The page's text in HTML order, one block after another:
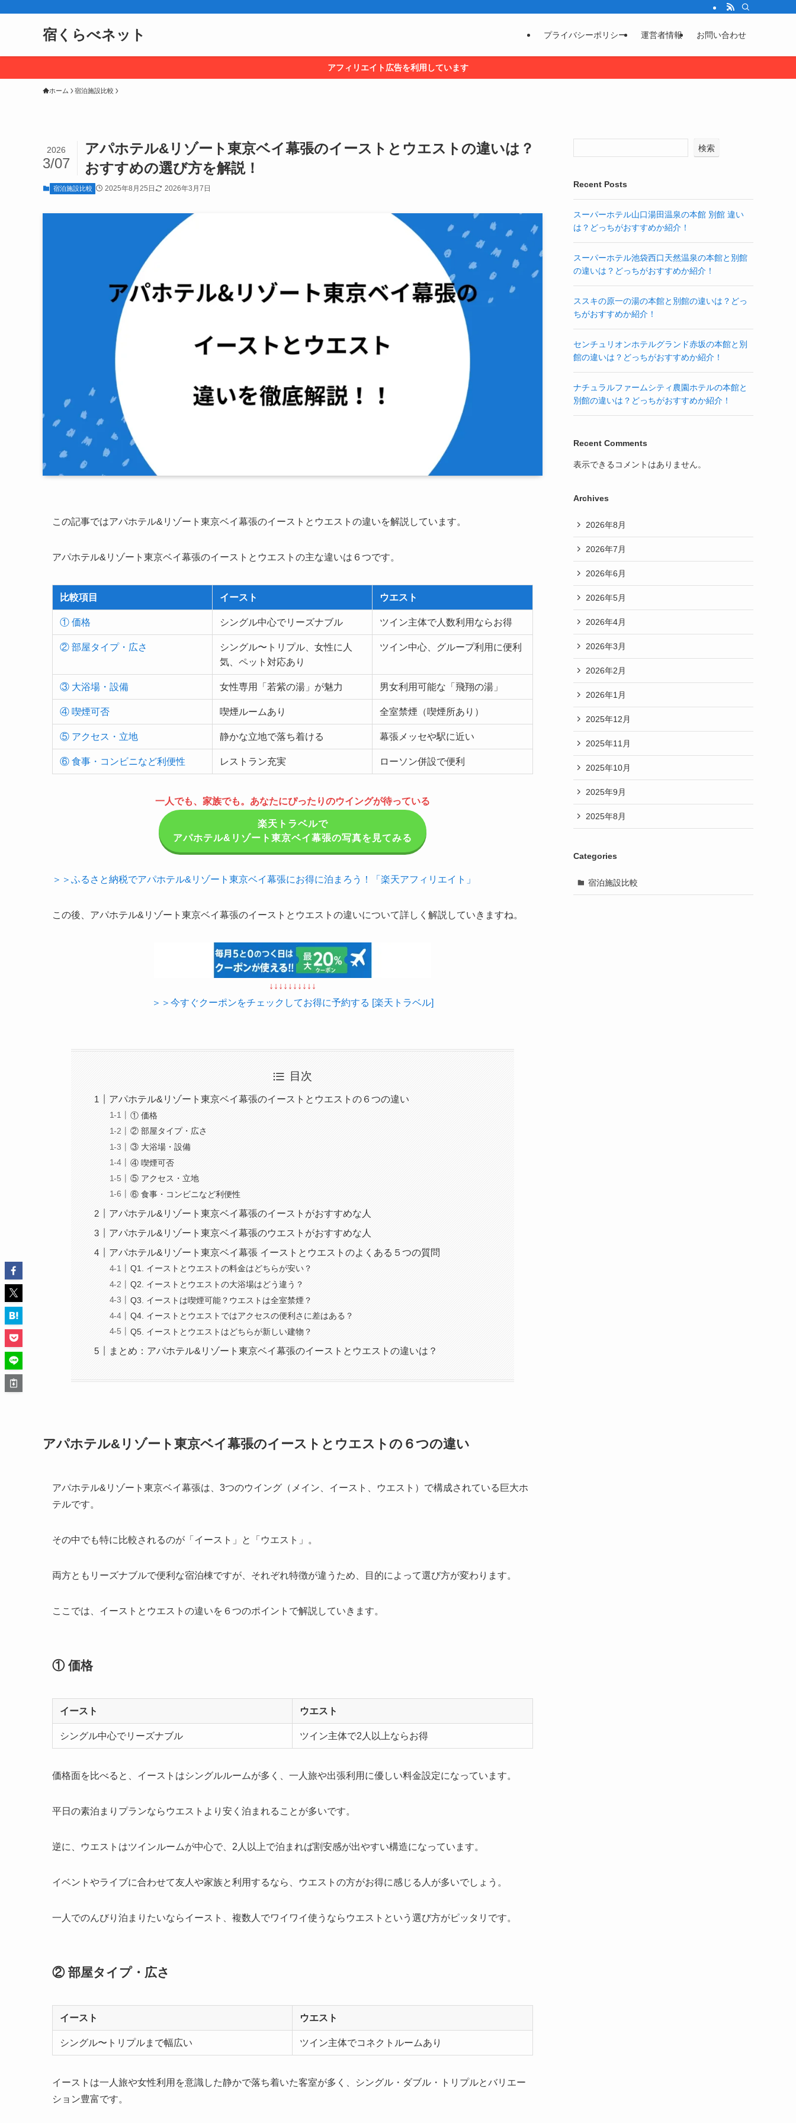
宿くらべネット プライバシーポリシー 運営者情報 お問い合わせ
アフィリエイト広告を利用しています
ホーム 宿泊施設比較
アパホテル&リゾート東京ベイ幕張のイーストとウエストの違いは？
おすすめの選び方を解説！
2026
3/07
宿泊施設比較 2025年8月25日 2026年3月7日
この記事ではアパホテル&リゾート東京ベイ幕張のイーストとウエストの違いを解説しています。
アパホテル&リゾート東京ベイ幕張のイーストとウエストの主な違いは６つです。
比較項目 イースト ウエスト
① 価格 シングル中心でリーズナブル ツイン主体で人数利用ならお得
② 部屋タイプ・広さ
シングル〜トリプル、女性に人
気、ペット対応あり
ツイン中心、グループ利用に便利
③ 大浴場・設備 女性専用「若紫の湯」が魅力 男女利用可能な「飛翔の湯」
④ 喫煙可否 喫煙ルームあり 全室禁煙（喫煙所あり）
⑤ アクセス・立地 静かな立地で落ち着ける 幕張メッセや駅に近い
⑥ 食事・コンビニなど利便性 レストラン充実 ローソン併設で便利
一人でも、家族でも。あなたにぴったりのウイングが待っている
楽天トラベルで
アパホテル&リゾート東京ベイ幕張の写真を見てみる
＞＞ふるさと納税でアパホテル&リゾート東京ベイ幕張にお得に泊まろう！「楽天アフィリエイト」
この後、アパホテル&リゾート東京ベイ幕張のイーストとウエストの違いについて詳しく解説していきますね。
↓↓↓↓↓↓↓↓↓↓
＞＞今すぐクーポンをチェックしてお得に予約する [楽天トラベル]
目次
アパホテル&リゾート東京ベイ幕張のイーストとウエストの６つの違い
① 価格
② 部屋タイプ・広さ
③ 大浴場・設備
④ 喫煙可否
⑤ アクセス・立地
⑥ 食事・コンビニなど利便性
アパホテル&リゾート東京ベイ幕張のイーストがおすすめな人
アパホテル&リゾート東京ベイ幕張のウエストがおすすめな人
アパホテル&リゾート東京ベイ幕張 イーストとウエストのよくある５つの質問
Q1. イーストとウエストの料金はどちらが安い？
Q2. イーストとウエストの大浴場はどう違う？
Q3. イーストは喫煙可能？ウエストは全室禁煙？
Q4. イーストとウエストではアクセスの便利さに差はある？
Q5. イーストとウエストはどちらが新しい建物？
まとめ：アパホテル&リゾート東京ベイ幕張のイーストとウエストの違いは？
アパホテル&リゾート東京ベイ幕張のイーストとウエストの６つの違い
アパホテル&リゾート東京ベイ幕張は、3つのウイング（メイン、イースト、ウエスト）で構成されている巨大ホ
テルです。
その中でも特に比較されるのが「イースト」と「ウエスト」。
両方ともリーズナブルで便利な宿泊棟ですが、それぞれ特徴が違うため、目的によって選び方が変わります。
ここでは、イーストとウエストの違いを６つのポイントで解説していきます。
① 価格
イースト ウエスト
シングル中心でリーズナブル ツイン主体で2人以上ならお得
価格面を比べると、イーストはシングルルームが多く、一人旅や出張利用に優しい料金設定になっています。
平日の素泊まりプランならウエストより安く泊まれることが多いです。
逆に、ウエストはツインルームが中心で、2人以上で泊まれば割安感が出やすい構造になっています。
イベントやライブに合わせて友人や家族と利用するなら、ウエストの方がお得に感じる人が多いでしょう。
一人でのんびり泊まりたいならイースト、複数人でワイワイ使うならウエストという選び方がピッタリです。
② 部屋タイプ・広さ
イースト ウエスト
シングル〜トリプルまで幅広い ツイン主体でコネクトルームあり
イーストは一人旅や女性利用を意識した静かで落ち着いた客室が多く、シングル・ダブル・トリプルとバリエー
ション豊富です。
検索
Recent Posts
スーパーホテル山口湯田温泉の本館 別館 違い
は？どっちがおすすめか紹介！
スーパーホテル池袋西口天然温泉の本館と別館
の違いは？どっちがおすすめか紹介！
ススキの原一の湯の本館と別館の違いは？どっ
ちがおすすめか紹介！
センチュリオンホテルグランド赤坂の本館と別
館の違いは？どっちがおすすめか紹介！
ナチュラルファームシティ農園ホテルの本館と
別館の違いは？どっちがおすすめか紹介！
Recent Comments
表示できるコメントはありません。
Archives
2026年8月
2026年7月
2026年6月
2026年5月
2026年4月
2026年3月
2026年2月
2026年1月
2025年12月
2025年11月
2025年10月
2025年9月
2025年8月
Categories
宿泊施設比較